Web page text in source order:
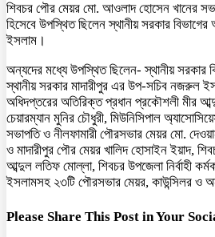
শিবচর পৌর মেয়র মো. আওলাদ হোসেন খানের
হিসেবে উপস্থিত ছিলেন স্থানীয় সরকার
ইসলাম।
অন্যদের মধ্যে উপস্থিত ছিলেন- স্থানীয় সরকার
স্থানীয় সরকার মাদারীপুর এর উপ-সচিব নজরুল
অধিদপ্তরের অতিরিক্ত প্রধান প্রকৌশলী মীর
চেয়ারম্যান মুনির চৌধুরী, মিউনিসিপাল
সভাপতি ও নীলফামারী পৌরসভার মেয়র মো.
ও মাদারীপুর পৌর মেয়র খালিদ হোসাইন ইয়াদ,
আব্দুল লতিফ মোল্লা, শিবচর উপজেলা নির্বাহী
ইসলামসহ ২৩টি পৌরসভার মেয়র, কাউন্সিলর ও
Please Share This Post in Your